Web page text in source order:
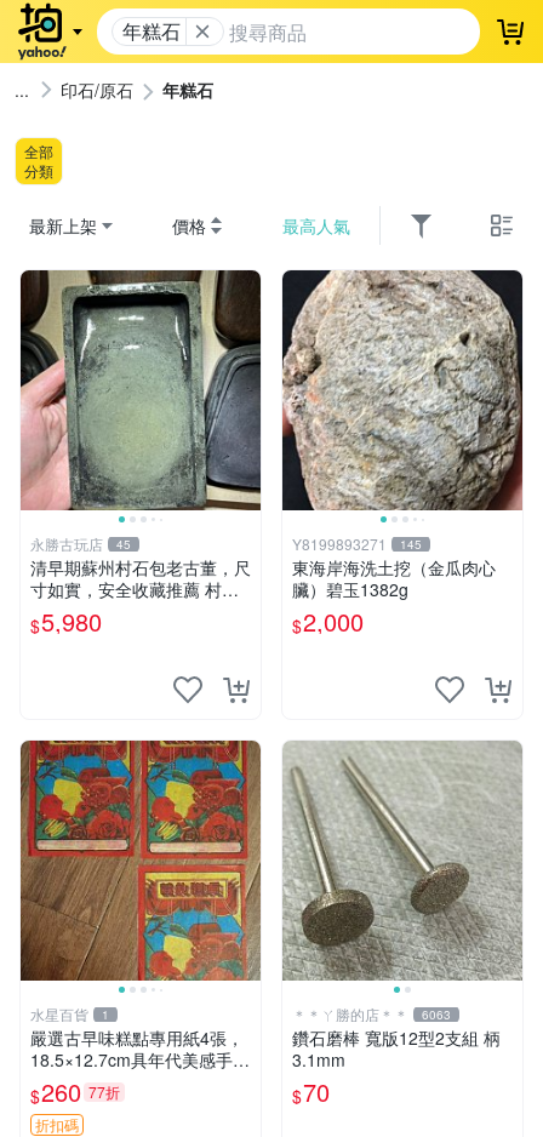
年糕石 登
印石/原石 年糕石
全部
分類
最新上架 價格 最高人氣
永勝古玩店 45
清早期蘇州村石包老古董，尺
寸如實，安全收藏推薦 村石
古董 石頭
$5,980
Y8199893271 145
東海岸海洗土挖（金瓜肉心
臟）碧玉1382g
$2,000
水星百貨 1
嚴選古早味糕點專用紙4張，
18.5×12.7cm具年代美感手工
紙 古早味 糕點紙 手工紙
$260 77折
折扣碼
＊＊ㄚ勝的店＊＊ 6063
鑽石磨棒 寬版12型2支組 柄
3.1mm
$70